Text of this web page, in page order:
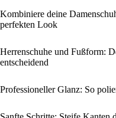
Kombiniere deine
perfekten Look
Herrenschuhe und Fußform:
entscheidend
Professioneller Glanz: So